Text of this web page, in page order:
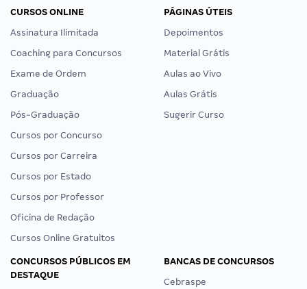
CURSOS ONLINE
Assinatura Ilimitada
Coaching para Concursos
Exame de Ordem
Graduação
Pós-Graduação
Cursos por Concurso
Cursos por Carreira
Cursos por Estado
Cursos por Professor
Oficina de Redação
Cursos Online Gratuitos
PÁGINAS ÚTEIS
Depoimentos
Material Grátis
Aulas ao Vivo
Aulas Grátis
Sugerir Curso
CONCURSOS PÚBLICOS EM
DESTAQUE
BANCAS DE CONCURSOS
Cebraspe